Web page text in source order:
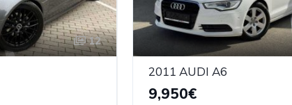
12
2011 AUDI A6
9,950€